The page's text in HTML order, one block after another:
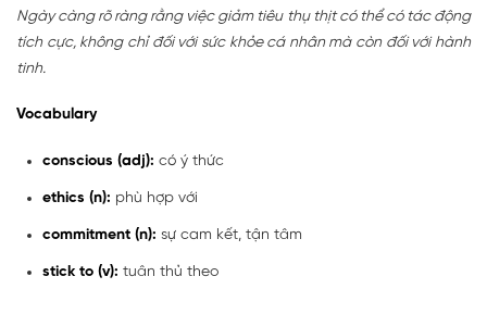
Ngày càng rõ ràng rằng việc giảm tiêu thụ thịt có thể có tác động
tích cực, không chỉ đối với sức khỏe cá nhân mà còn đối với hành
tinh.
Vocabulary
conscious (adj): có ý thức
ethics (n): phù hợp với
commitment (n): sự cam kết, tận tâm
stick to (v): tuân thủ theo